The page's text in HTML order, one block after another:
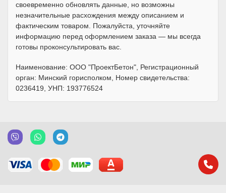
своевременно обновлять данные, но возможны
незначительные расхождения между описанием и
фактическим товаром. Пожалуйста, уточняйте
информацию перед оформлением заказа — мы всегда
готовы проконсультировать вас.
Наименование: ООО "ПроектБетон", Регистрационный
орган: Минский горисполком, Номер свидетельства:
0236419, УНП: 193776524